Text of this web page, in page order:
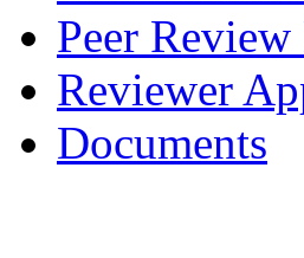
Peer Review
Reviewer
Documents